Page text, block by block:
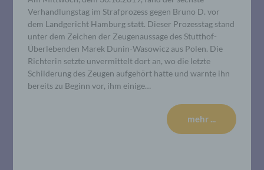
Verhandlungstag im Strafprozess gegen Bruno D. vor
dem Landgericht Hamburg statt. Dieser Prozesstag stand
unter dem Zeichen der Zeugenaussage des Stutthof-
Überlebenden Marek Dunin-Wasowicz aus Polen. Die
Richterin setzte unvermittelt dort an, wo die letzte
Schilderung des Zeugen aufgehört hatte und warnte ihn
bereits zu Beginn vor, ihm einige…
mehr ...